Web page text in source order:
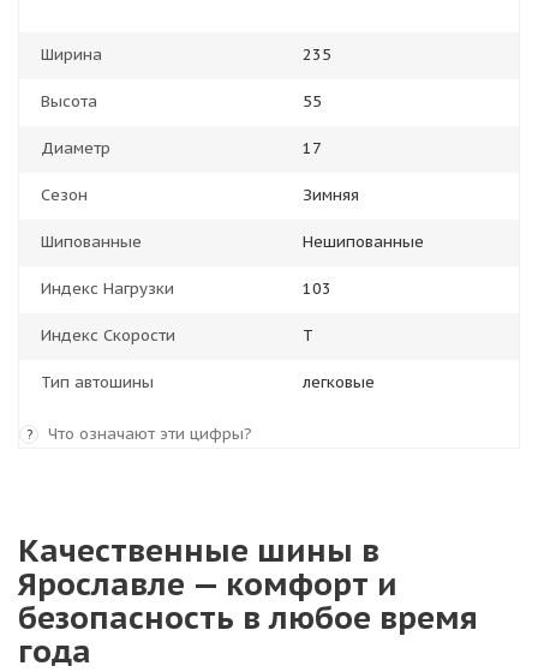
Ширина 235
Высота 55
Диаметр 17
Сезон Зимняя
Шипованные Нешипованные
Индекс Нагрузки 103
Индекс Скорости T
Тип автошины легковые
? Что означают эти цифры?
Качественные шины в
Ярославле — комфорт и
безопасность в любое время
года